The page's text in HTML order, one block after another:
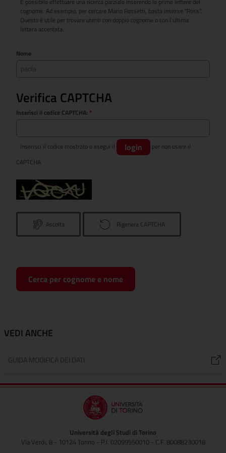
È possibile effettuare una ricerca parziale inserendo le prime lettere del
cognome. Ad esempio, per cercare Mario Rossetti, basta inserire "Ross".
Questo è utile per trovare utenti con doppio cognome o con l'ultima
lettera accentata.
Nome
Verifica CAPTCHA
Inserisci il codice CAPTCHA: *
Inserisci il codice mostrato o esegui il login
per non usare il
CAPTCHA
Ascolta Rigenera CAPTCHA
Cerca per cognome e nome
VEDI ANCHE
GUIDA MODIFICA DEI DATI
Università degli Studi di Torino
Via Verdi, 8 - 10124 Torino - P.I. 02099550010 - C.F. 80088230018